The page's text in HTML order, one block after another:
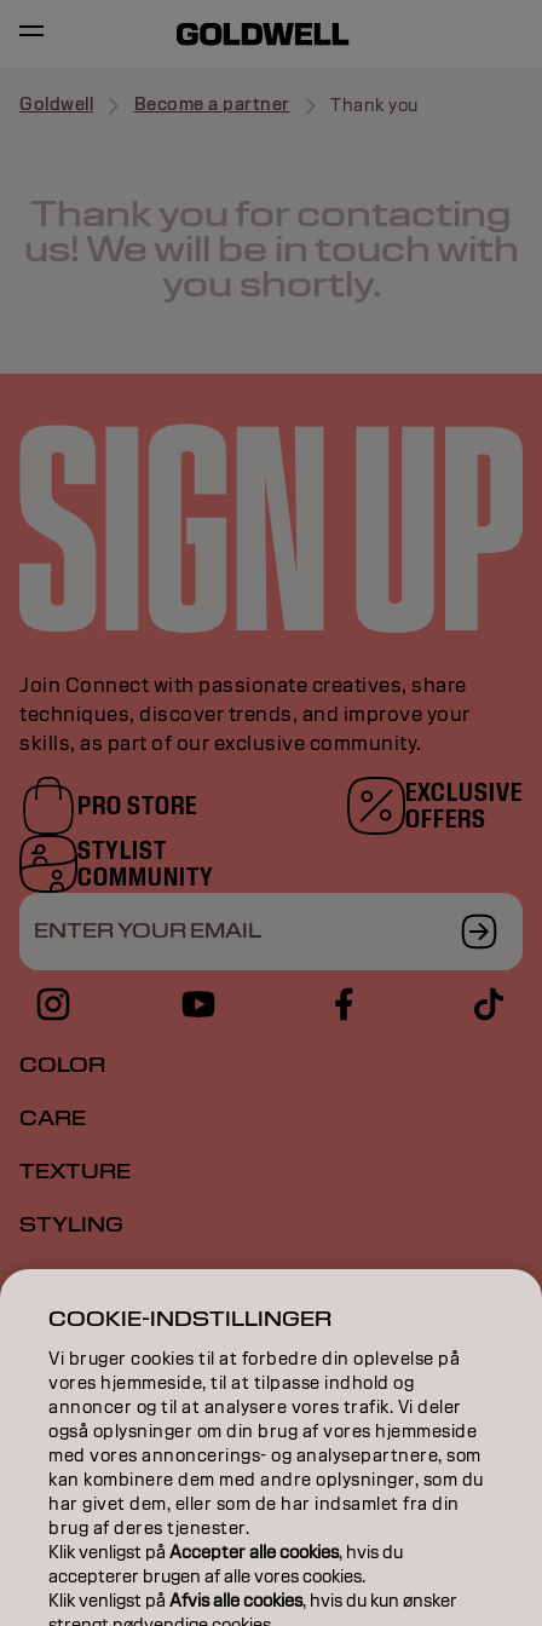
Goldwell Become a partner Thank you
Thank you for contacting
us! We will be in touch with
you shortly.
Join Connect with passionate creatives, share
techniques, discover trends, and improve your
skills, as part of our exclusive community.
PRO STORE
EXCLUSIVE
OFFERS
STYLIST
COMMUNITY
ENTER YOUR EMAIL
COLOR
CARE
TEXTURE
STYLING
INSPIRATION
EDUCATION
ABOUT
SALON FINDER
BECOME A PARTNER
CONTACT US
COOKIE-INDSTILLINGER
Vi bruger cookies til at forbedre din oplevelse på
vores hjemmeside, til at tilpasse indhold og
annoncer og til at analysere vores trafik. Vi deler
også oplysninger om din brug af vores hjemmeside
med vores annoncerings- og analysepartnere, som
kan kombinere dem med andre oplysninger, som du
har givet dem, eller som de har indsamlet fra din
brug af deres tjenester.
Klik venligst påAccepter alle cookies, hvis du
accepterer brugen af ​​alle vores cookies.
Klik venligst påAfvis alle cookies, hvis du kun ønsker